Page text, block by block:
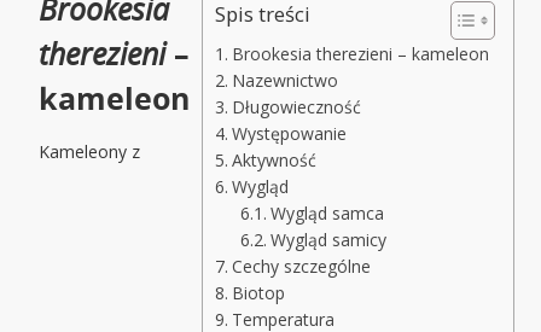
Spis treści
Brookesia therezieni – kameleon
Nazewnictwo
Długowieczność
Występowanie
Aktywność
Wygląd
Wygląd samca
Wygląd samicy
Cechy szczególne
Biotop
Temperatura
Brookesia
therezieni–
kameleon
Kameleony z